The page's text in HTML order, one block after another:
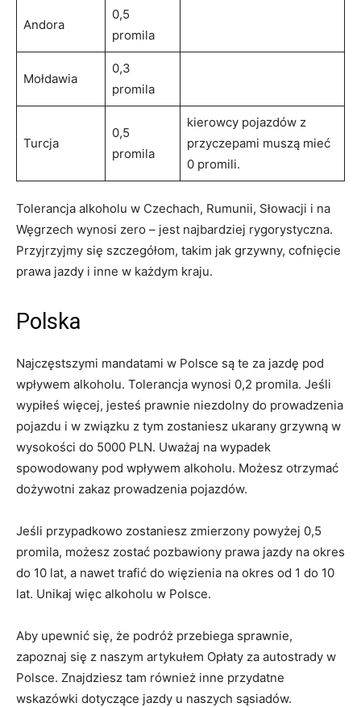
Andora
0,5
promila
Mołdawia
0,3
promila
Turcja
0,5
promila
kierowcy pojazdów z
przyczepami muszą mieć
0 promili.
Tolerancja alkoholu w Czechach, Rumunii, Słowacji i na
Węgrzech wynosi zero – jest najbardziej rygorystyczna.
Przyjrzyjmy się szczegółom, takim jak grzywny, cofnięcie
prawa jazdy i inne w każdym kraju.
Polska
Najczęstszymi mandatami w Polsce są te za jazdę pod
wpływem alkoholu. Tolerancja wynosi 0,2 promila. Jeśli
wypiłeś więcej, jesteś prawnie niezdolny do prowadzenia
pojazdu i w związku z tym zostaniesz ukarany grzywną w
wysokości do 5000 PLN. Uważaj na wypadek
spowodowany pod wpływem alkoholu. Możesz otrzymać
dożywotni zakaz prowadzenia pojazdów.
Jeśli przypadkowo zostaniesz zmierzony powyżej 0,5
promila, możesz zostać pozbawiony prawa jazdy na okres
do 10 lat, a nawet trafić do więzienia na okres od 1 do 10
lat. Unikaj więc alkoholu w Polsce.
Aby upewnić się, że podróż przebiega sprawnie,
zapoznaj się z naszym artykułem Opłaty za autostrady w
Polsce. Znajdziesz tam również inne przydatne
wskazówki dotyczące jazdy u naszych sąsiadów.